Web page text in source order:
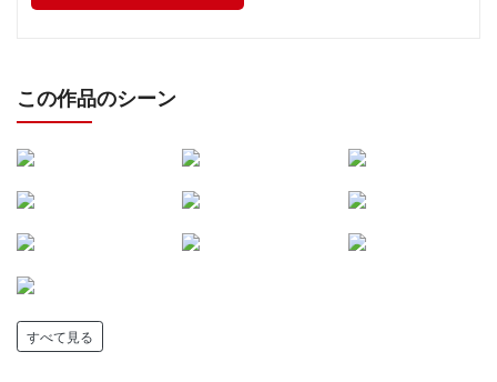
この作品のシーン
すべて見る